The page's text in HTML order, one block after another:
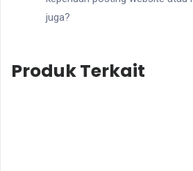
juga?
Produk Terkait